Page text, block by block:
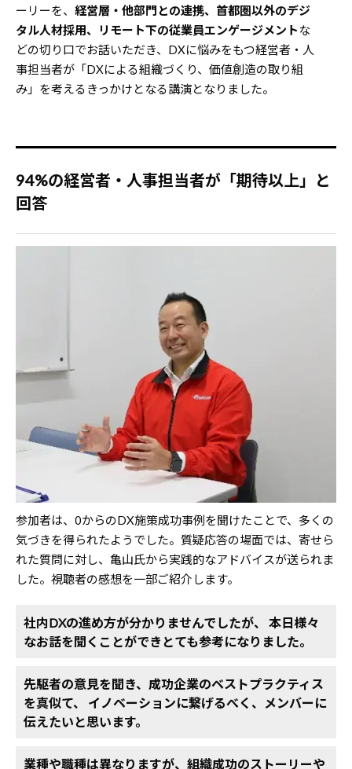
ーリーを、 経営層・他部門との連携、首都圏以外のデジ
タル人材採用、リモート下の従業員エンゲージメント な
どの切り口でお話いただき、DXに悩みをもつ経営者・人
事担当者が「DXによる組織づくり、価値創造の取り組
み」を考えるきっかけとなる講演となりました。
94%の経営者・人事担当者が「期待以上」と
回答
参加者は、0からのDX施策成功事例を聞けたことで、多くの
気づきを得られたようでした。質疑応答の場面では、寄せら
れた質問に対し、亀山氏から実践的なアドバイスが送られま
した。視聴者の感想を一部ご紹介します。
社内DXの進め方が分かりませんでしたが、
本日様々
なお話を聞くことができとても参考になりました。
先駆者の意見を聞き、成功企業のベストプラクティス
を真似て、
イノベーションに繋げるべく、メンバーに
伝えたいと思います。
業種や職種は異なりますが、組織成功のストーリーや